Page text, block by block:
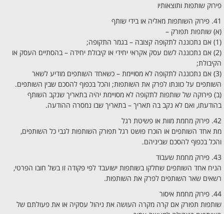
פירוק שותפות ותוצאותיו
41. פירוק השותפות מאליה או בידי שותף
(א) שותפות תפורק –
(1) אם נתכוננה לתקופה קצובה – בגמר התקופה;
(2) אם נתכוננה לשם עסק אקראי יחידי או קיבולת יחידה – בהסתיים העסק או
הקיבולת;
(3) אם נתכוננה לתקופה לא מסויימת – כשאחד השותפים מודיע לשאר
השותפים על כוונתו לפרק את השותפות; והכל בכפוף להסכם שבין השותפים.
(ב) פירוקה של שותפות לתקופה לא מסויימת יהיה בתאריך שנקב השותף
בהודעתו, ואם לא נקב בה תאריך – בתאריך שבו נמסרה ההודעה.
42. פירוק מחמת מוות או פשיטת רגל
מת אחד השותפים או הוכרז פושט רגל תפורק השותפות לגבי כל השותפים,
והכל בכפוף להסכם שביניהם.
43. פירוק מחמת שעבוד
הניח אחד השותפים שחלקו בשותפות ישועבד לפי פקודה זו בשל חובו הפרטי,
רשאים שאר השותפים לפרק את השותפות.
44. פירוק מחמת איסור
שותפות תפורק אם קרה מקרה העושה את ניהול עסקיה או את פעולתם של